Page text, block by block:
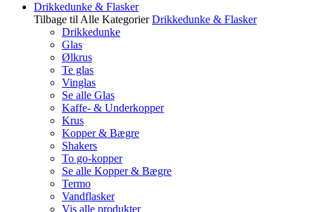
Drikkedunke & Flasker
Tilbage til Alle Kategorier Drikkedunke & Flasker
Drikkedunke
Glas
Ølkrus
Te glas
Vinglas
Se alle Glas
Kaffe- & Underkopper
Krus
Kopper & Bægre
Shakers
To go-kopper
Se alle Kopper & Bægre
Termo
Vandflasker
Vis alle produkter